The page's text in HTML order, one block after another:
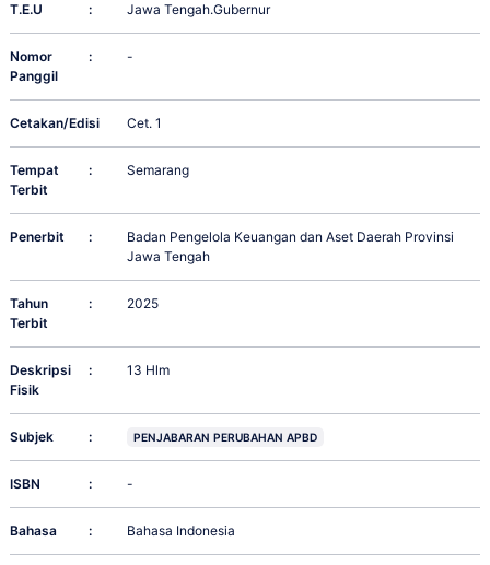
T.E.U : Jawa Tengah.Gubernur
Nomor
Panggil
: -
Cetakan/Edisi
: Cet. 1
Tempat
Terbit
: Semarang
Penerbit :
Badan Pengelola Keuangan dan Aset Daerah Provinsi
Jawa Tengah
Tahun
Terbit
: 2025
Deskripsi
Fisik
: 13 Hlm
Subjek : PENJABARAN PERUBAHAN APBD
ISBN : -
Bahasa : Bahasa Indonesia